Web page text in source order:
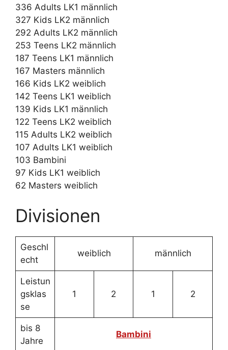
336 Adults LK1 männlich
327 Kids LK2 männlich
292 Adults LK2 männlich
253 Teens LK2 männlich
187 Teens LK1 männlich
167 Masters männlich
166 Kids LK2 weiblich
142 Teens LK1 weiblich
139 Kids LK1 männlich
122 Teens LK2 weiblich
115 Adults LK2 weiblich
107 Adults LK1 weiblich
103 Bambini
97 Kids LK1 weiblich
62 Masters weiblich
Divisionen
Geschl
echt
weiblich männlich
Leistun
gsklas
se
1 2 1 2
bis 8
Jahre
Bambini